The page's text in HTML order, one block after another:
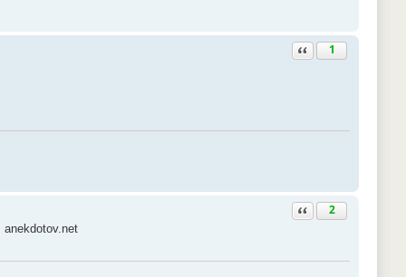
Ответить с цитатой
1
Ответить с цитатой
2